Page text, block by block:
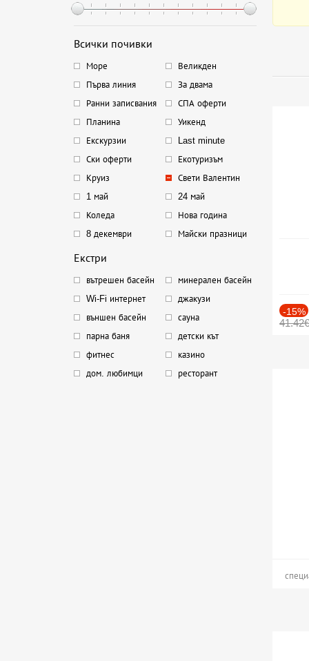
Всички почивки
Море
Великден
Първа линия
За двама
Ранни записвания
СПА оферти
Планина
Уикенд
Екскурзии
Last minute
Ски оферти
Екотуризъм
Круиз
Свети Валентин
1 май
24 май
Коледа
Нова година
8 декември
Майски празници
Екстри
вътрешен басейн
минерален басейн
Wi-Fi интернет
джакузи
външен басейн
сауна
парна баня
детски кът
фитнес
казино
дом. любимци
ресторант
-15%
41.42€